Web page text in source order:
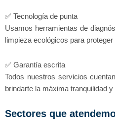
✅ Tecnología de punta
Usamos herramientas de
limpieza ecológicos para
✅ Garantía escrita
Todos nuestros servicios
brindarte la máxima tranquilidad y
Sectores que